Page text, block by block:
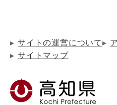
サイトの運営について
サイトマップ